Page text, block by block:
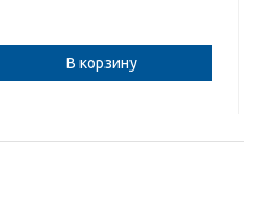
В корзину